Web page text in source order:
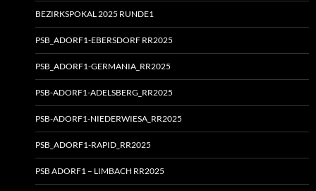
BEZIRKSPOKAL 2025 RUNDE1
PSB_ADORF1-EBERSDORF RR2025
PSB_ADORF1-GERMANIA_RR2025
PSB-ADORF1-ADELSBERG_RR2025
PSB-ADORF1-NIEDERWIESA_RR2025
PSB_ADORF1-RAPID_RR2025
PSB ADORF1 – LIMBACH RR2025